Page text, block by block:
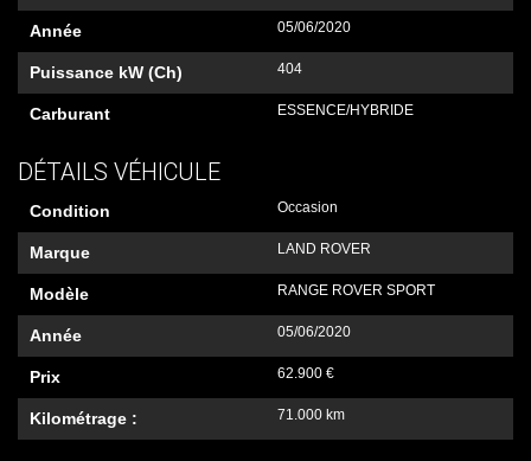
Année 05/06/2020
Puissance kW (Ch) 404
Carburant ESSENCE/HYBRIDE
DÉTAILS VÉHICULE
Condition Occasion
Marque LAND ROVER
Modèle RANGE ROVER SPORT
Année 05/06/2020
Prix 62.900 €
Kilométrage : 71.000 km